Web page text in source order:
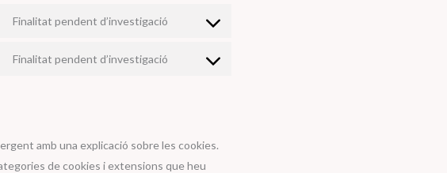
google-
google-
Finalitat pendent d’investigació
Consent
Finalitat pendent d’investigació
Consent
amb una explicació sobre les cookies.
de cookies i extensions que heu